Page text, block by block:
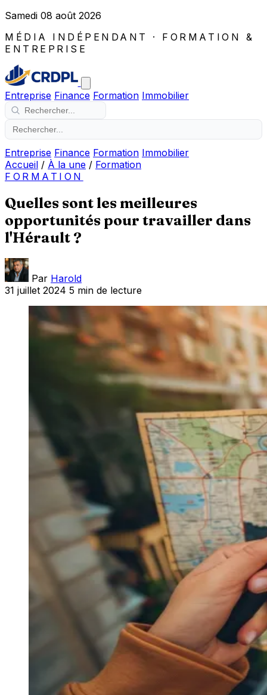
Samedi 08 août 2026
MÉDIA INDÉPENDANT · FORMATION &
ENTREPRISE
Entreprise Finance Formation Immobilier
Entreprise Finance Formation Immobilier
Accueil / À la une / Formation
FORMATION
Quelles sont les meilleures
opportunités pour travailler dans
l'Hérault ?
Par Harold
31 juillet 2024 5 min de lecture